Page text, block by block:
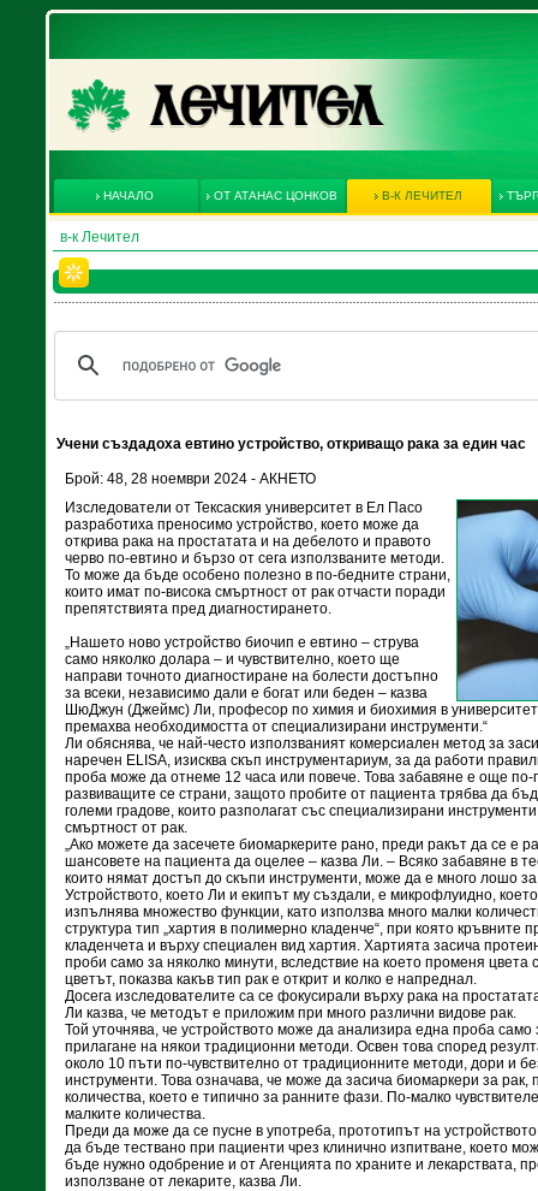
НАЧАЛО ОТ АТАНАС ЦОНКОВ В-К ЛЕЧИТЕЛ
в-к Лечител
Учени създадоха евтино устройство, откриващо рака за един час
Брой: 48, 28 ноември 2024 - АКНЕТО
Изследователи от Тексаския университет в Ел Пасо
разработиха преносимо устройство, което може да
открива рака на простатата и на дебелото и правото
черво по-евтино и бързо от сега използваните методи.
То може да бъде особено полезно в по-бедните страни,
които имат по-висока смъртност от рак отчасти поради
препятствията пред диагностирането.
„Нашето ново устройство биочип е евтино – струва
само няколко долара – и чувствително, което ще
направи точното диагностиране на болести достъпно
за всеки, независимо дали е богат или беден – казва
ШюДжун (Джеймс) Ли, професор по химия и биохимия в
премахва необходимостта от специализирани инструменти.“
Ли обяснява, че най-често използваният комерсиален метод за
наречен ELISA, изисква скъп инструментариум, за да работи
проба може да отнеме 12 часа или повече. Това забавяне е още по-
развиващите се страни, защото пробите от пациента трябва да
големи градове, които разполагат със специализирани
смъртност от рак.
„Ако можете да засечете биомаркерите рано, преди ракът да се е
шансовете на пациента да оцелее – казва Ли. – Всяко забавяне в
които нямат достъп до скъпи инструменти, може да е много лошо
Устройството, което Ли и екипът му създали, е микрофлуидно,
изпълнява множество функции, като използва много малки
структура тип „хартия в полимерно кладенче“, при която кръвните
кладенчета и върху специален вид хартия. Хартията засича
проби само за няколко минути, вследствие на което променя цвета
цветът, показва какъв тип рак е открит и колко е напреднал.
Досега изследователите са се фокусирали върху рака на
Ли казва, че методът е приложим при много различни видове рак.
Той уточнява, че устройството може да анализира една проба само
прилагане на някои традиционни методи. Освен това според
около 10 пъти по-чувствително от традиционните методи, дори и
инструменти. Това означава, че може да засича биомаркери за рак,
количества, което е типично за ранните фази. По-малко
малките количества.
Преди да може да се пусне в употреба, прототипът на
да бъде тествано при пациенти чрез клинично изпитване, което
бъде нужно одобрение и от Агенцията по храните и лекарствата,
използване от лекарите, казва Ли.